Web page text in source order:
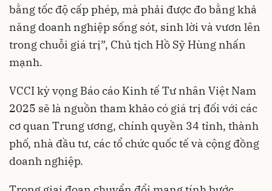
bằng tốc độ cấp phép, mà phải được đo bằng khả
năng doanh nghiệp sống sót, sinh lời và vươn lên
trong chuỗi giá trị”, Chủ tịch Hồ Sỹ Hùng nhấn
mạnh.
VCCI kỳ vọng Báo cáo Kinh tế Tư nhân Việt Nam
2025 sẽ là nguồn tham khảo có giá trị đối với các
cơ quan Trung ương, chính quyền 34 tỉnh, thành
phố, nhà đầu tư, các tổ chức quốc tế và cộng đồng
doanh nghiệp.